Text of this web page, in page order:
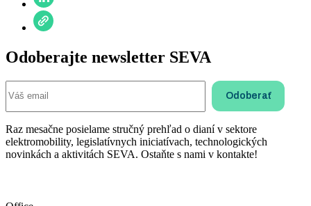
Odoberajte newsletter SEVA
Raz mesačne posielame stručný prehľad o dianí v sektore
elektromobility, legislatívnych iniciatívach, technologických
novinkách a aktivitách SEVA. Ostaňte s nami v kontakte!